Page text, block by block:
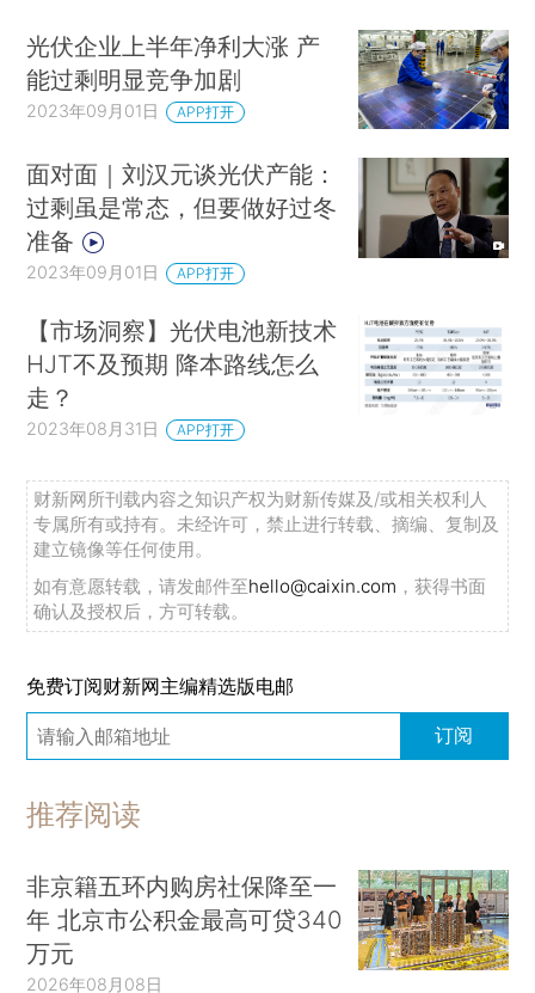
光伏企业上半年净利大涨 产
能过剩明显竞争加剧
2023年09月01日 APP打开
面对面｜刘汉元谈光伏产能：
过剩虽是常态，但要做好过冬
准备
2023年09月01日 APP打开
【市场洞察】光伏电池新技术
HJT不及预期 降本路线怎么
走？
2023年08月31日 APP打开
财新网所刊载内容之知识产权为财新传媒及/或相关权利人
专属所有或持有。未经许可，禁止进行转载、摘编、复制及
建立镜像等任何使用。
如有意愿转载，请发邮件至hello@caixin.com ，获得书面
确认及授权后，方可转载。
免费订阅财新网主编精选版电邮
订阅
推荐阅读
非京籍五环内购房社保降至一
年 北京市公积金最高可贷340
万元
2026年08月08日